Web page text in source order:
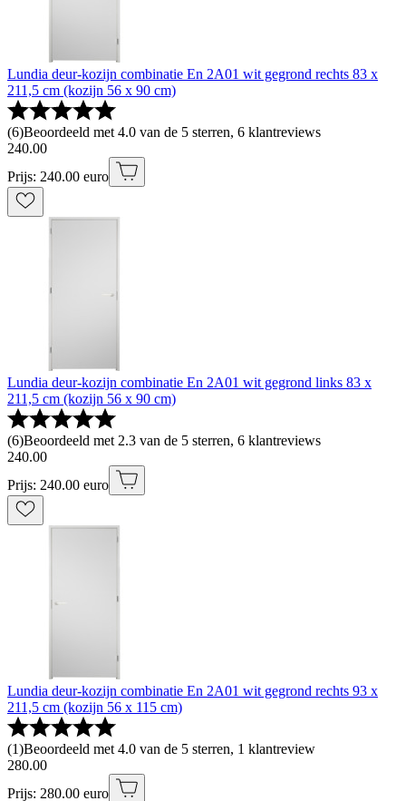
Lundia deur-kozijn combinatie En 2A01 wit gegrond rechts 83 x
211,5 cm (kozijn 56 x 90 cm)
(6)Beoordeeld met 4.0 van de 5 sterren, 6 klantreviews
240.00
Prijs: 240.00 euro
Lundia deur-kozijn combinatie En 2A01 wit gegrond links 83 x
211,5 cm (kozijn 56 x 90 cm)
(6)Beoordeeld met 2.3 van de 5 sterren, 6 klantreviews
240.00
Prijs: 240.00 euro
Lundia deur-kozijn combinatie En 2A01 wit gegrond rechts 93 x
211,5 cm (kozijn 56 x 115 cm)
(1)Beoordeeld met 4.0 van de 5 sterren, 1 klantreview
280.00
Prijs: 280.00 euro